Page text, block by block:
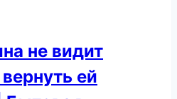
не видит
ей